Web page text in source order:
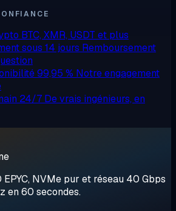
BTC, XMR, USDT et plus
sous 14 jours Remboursement
99,95 % Notre engagement
24/7 De vrais ingénieurs, en
NVMe pur et réseau 40 Gbps
en 60 secondes.